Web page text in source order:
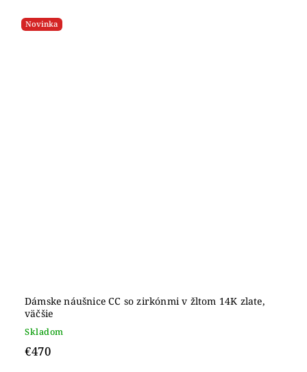
Novinka
Dámske náušnice CC so zirkónmi v žltom 14K zlate,
väčšie
Skladom
€470